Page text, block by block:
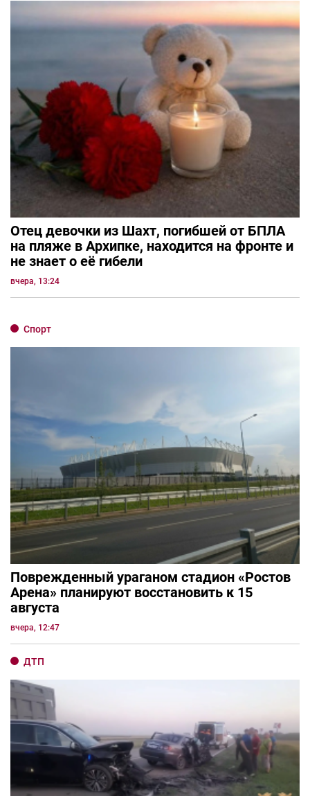
Отец девочки из Шахт, погибшей от БПЛА
на пляже в Архипке, находится на фронте и
не знает о её гибели
вчера, 13:24
Спорт
Поврежденный ураганом стадион «Ростов
Арена» планируют восстановить к 15
августа
вчера, 12:47
ДТП